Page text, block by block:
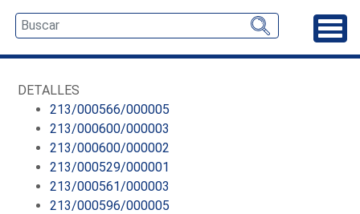
DETALLES
213/000566/000005
213/000600/000003
213/000600/000002
213/000529/000001
213/000561/000003
213/000596/000005